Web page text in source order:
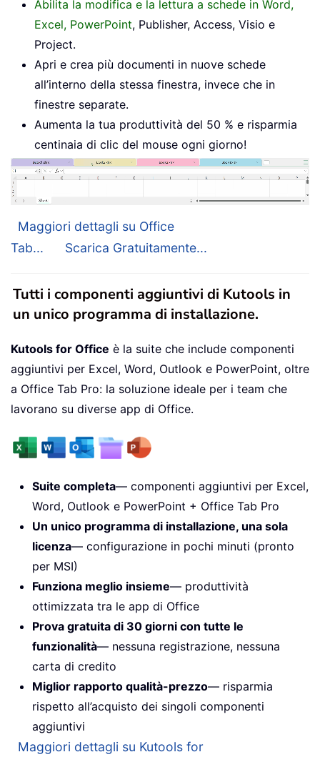
Abilita la modifica e la lettura a schede in Word,
Excel, PowerPoint, Publisher, Access, Visio e
Project.
Apri e crea più documenti in nuove schede
all’interno della stessa finestra, invece che in
finestre separate.
Aumenta la tua produttività del 50 % e risparmia
centinaia di clic del mouse ogni giorno!
Maggiori dettagli su Office
Tab...
Scarica Gratuitamente...
Tutti i componenti aggiuntivi di Kutools in
un unico programma di installazione.
Kutools for Office è la suite che include componenti
aggiuntivi per Excel, Word, Outlook e PowerPoint, oltre
a Office Tab Pro: la soluzione ideale per i team che
lavorano su diverse app di Office.
Suite completa— componenti aggiuntivi per Excel,
Word, Outlook e PowerPoint + Office Tab Pro
Un unico programma di installazione, una sola
licenza— configurazione in pochi minuti (pronto
per MSI)
Funziona meglio insieme— produttività
ottimizzata tra le app di Office
Prova gratuita di 30 giorni con tutte le
funzionalità— nessuna registrazione, nessuna
carta di credito
Miglior rapporto qualità-prezzo— risparmia
rispetto all’acquisto dei singoli componenti
aggiuntivi
Maggiori dettagli su Kutools for